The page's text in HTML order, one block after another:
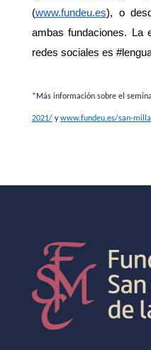
(www.fundeu.es), o
ambas fundaciones. La
redes sociales es
*Más información sobre el
2021/ ywww.fundeu.es/san-